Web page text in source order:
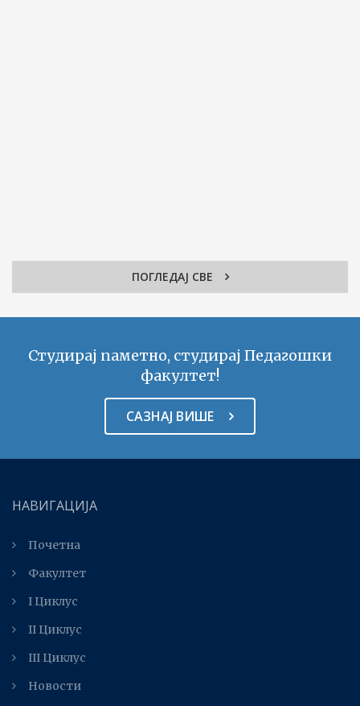
ПОГЛЕДАЈ СВЕ
Студирај паметно, студирај Педагошки
факултет!
САЗНАЈ ВИШЕ
НАВИГАЦИЈА
Почетна
Факултет
I Циклус
II Циклус
III Циклус
Новости